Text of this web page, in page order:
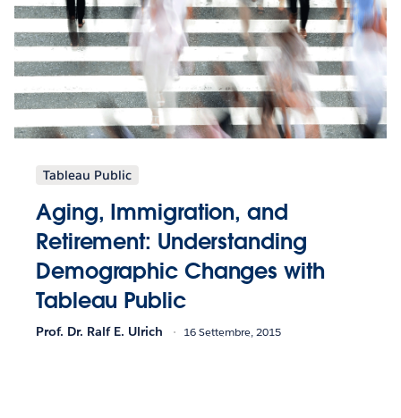
Tableau Public
Aging, Immigration, and
Retirement: Understanding
Demographic Changes with
Tableau Public
Prof. Dr. Ralf E. Ulrich 16 Settembre, 2015